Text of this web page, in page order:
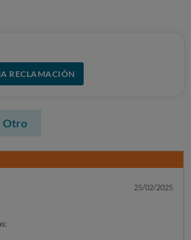
RECLAMACIÓN
Otro
25/02/2025